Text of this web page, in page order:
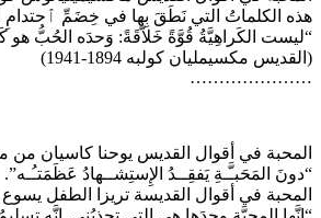
هذه الكلماتُ التي نَطَقَ بِها في خِضَمِّ ٱحتدامِ
“ليست الكَراهِيَّةُ قُوَّةً خَلاّقَةً: وَحدَه الحُبُّ هو
(القديس مكسيمليان كولبه 1894-1941)
…………………
المحبة في أقوال القديس يوحنا كاسيان من مرسيليا
“دونَ المَحَبـَّـةِ يَفقِــدُ الإِستِشــهادُ عَظَمَتـُـه”.
المحبة في أقوال القديسة تريزا الطفل